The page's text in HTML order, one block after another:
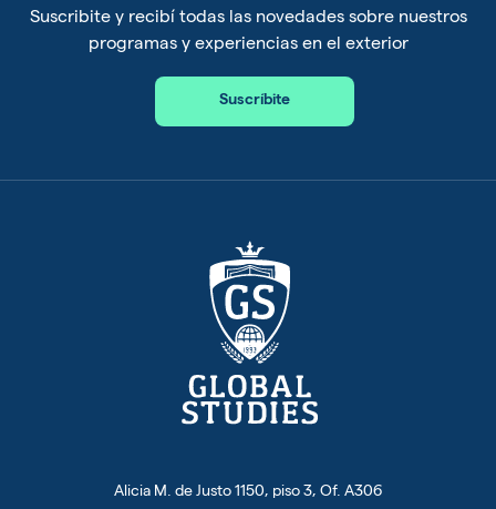
Suscribite y recibí todas las novedades sobre nuestros
programas y experiencias en el exterior
Suscríbite
Alicia M. de Justo 1150, piso 3, Of. A306